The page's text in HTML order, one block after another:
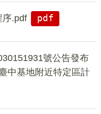
序.pdf
pdf
號公告發布
中基地附近特定區計